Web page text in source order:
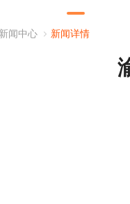
新闻中心 新闻详情